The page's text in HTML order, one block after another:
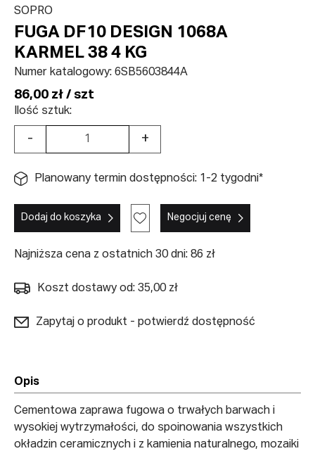
SOPRO
FUGA DF10 DESIGN 1068A
KARMEL 38 4 KG
Numer katalogowy: 6SB5603844A
86,00 zł / szt
Ilość sztuk:
- +
Planowany termin dostępności: 1-2 tygodni*
Dodaj do koszyka Negocjuj cenę
Najniższa cena z ostatnich 30 dni: 86 zł
Koszt dostawy od: 35,00 zł
Zapytaj o produkt - potwierdź dostępność
Opis
Cementowa zaprawa fugowa o trwałych barwach i
wysokiej wytrzymałości, do spoinowania wszystkich
okładzin ceramicznych i z kamienia naturalnego, mozaiki